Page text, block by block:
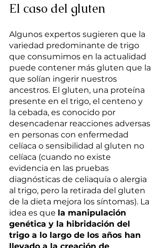
El caso del gluten
Algunos expertos sugieren que la
variedad predominante de trigo
que consumimos en la actualidad
puede contener más gluten que la
que solían ingerir nuestros
ancestros. El gluten, una proteína
presente en el trigo, el centeno y
la cebada, es conocido por
desencadenar reacciones adversas
en personas con enfermedad
celíaca o sensibilidad al gluten no
celíaca (cuando no existe
evidencia en las pruebas
diagnósticas de celiaquía o alergia
al trigo, pero la retirada del gluten
de la dieta mejora los síntomas). La
idea es que la manipulación
genética y la hibridación del
trigo a lo largo de los años han